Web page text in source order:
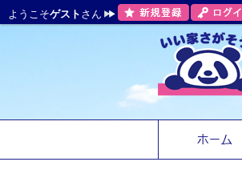
ようこそゲスト さん